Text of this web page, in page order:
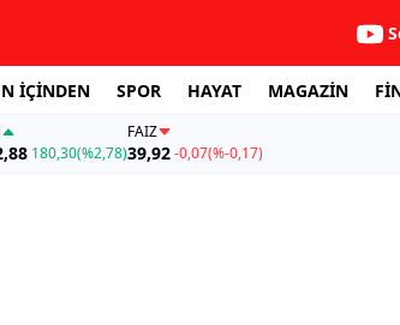
İÇİNDEN SPOR HAYAT MAGAZİN
180,30(%2,78)
FAİZ
39,92-0,07(%-0,17)